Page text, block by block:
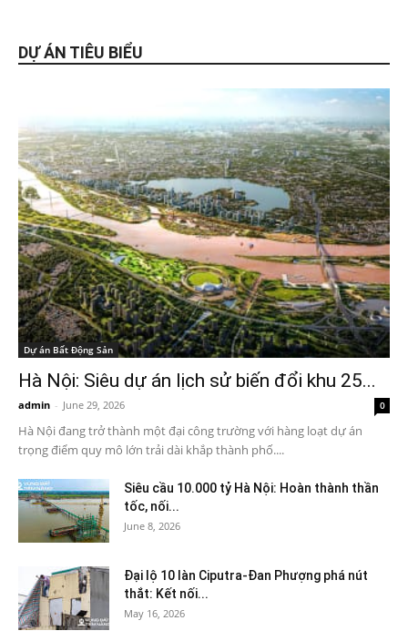
DỰ ÁN TIÊU BIỂU
Dự án Bất Động Sản
Hà Nội: Siêu dự án lịch sử biến đổi khu 25...
admin - June 29, 2026 0
Hà Nội đang trở thành một đại công trường với hàng loạt dự án
trọng điểm quy mô lớn trải dài khắp thành phố....
Siêu cầu 10.000 tỷ Hà Nội: Hoàn thành thần
tốc, nối...
June 8, 2026
Đại lộ 10 làn Ciputra-Đan Phượng phá nút
thắt: Kết nối...
May 16, 2026